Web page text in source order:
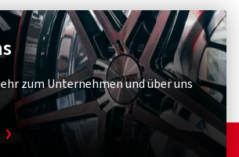
zum Unternehmen und über uns